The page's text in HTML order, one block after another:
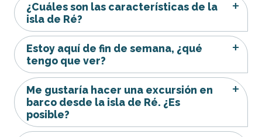
¿Cuáles son las características de la
isla de Ré?
Estoy aquí de fin de semana, ¿qué
tengo que ver?
Me gustaría hacer una excursión en
barco desde la isla de Ré. ¿Es
posible?